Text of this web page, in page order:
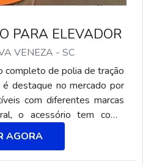
PARA ELEVADOR
VENEZA - SC
completo de polia de tração
destaque no mercado por
com diferentes marcas
o acessório tem como
e tracionar os cabos que
circulação. Ademais, a
AGORA